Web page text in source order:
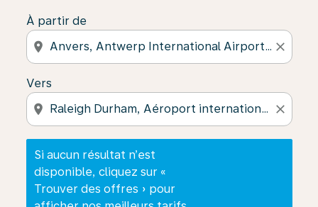
À partir de
location_on close
Vers
location_on close
Si aucun résultat n’est
disponible, cliquez sur «
Trouver des offres » pour